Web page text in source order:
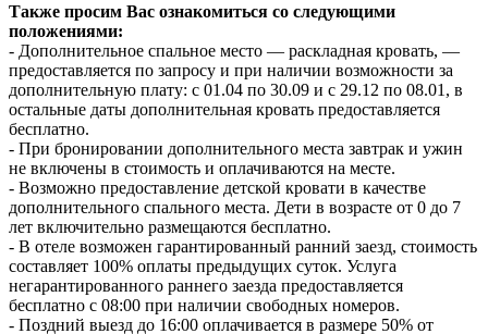
Также просим Вас ознакомиться со следующими
положениями:
- Дополнительное спальное место — раскладная кровать, —
предоставляется по запросу и при наличии возможности за
дополнительную плату: с 01.04 по 30.09 и с 29.12 по 08.01, в
остальные даты дополнительная кровать предоставляется
бесплатно.
- При бронировании дополнительного места завтрак и ужин
не включены в стоимость и оплачиваются на месте.
- Возможно предоставление детской кровати в качестве
дополнительного спального места. Дети в возрасте от 0 до 7
лет включительно размещаются бесплатно.
- В отеле возможен гарантированный ранний заезд, стоимость
составляет 100% оплаты предыдущих суток. Услуга
негарантированного раннего заезда предоставляется
бесплатно с 08:00 при наличии свободных номеров.
- Поздний выезд до 16:00 оплачивается в размере 50% от